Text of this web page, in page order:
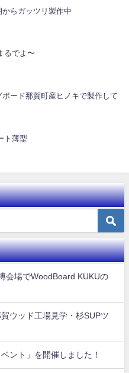
らガッツリ製作中
るでよ〜
ボード那賀町産ヒノキで製作して
ート薄型
会場でWoodBoard KUKUの
ウッド工場見学・杉SUPツ
ント」を開催しました！